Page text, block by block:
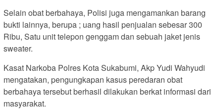
Selain obat berbahaya, Polisi juga mengamankan barang
bukti lainnya, berupa ; uang hasil penjualan sebesar 300
Ribu, Satu unit telepon genggam dan sebuah jaket jenis
sweater.
Kasat Narkoba Polres Kota Sukabumi, Akp Yudi Wahyudi
mengatakan, pengungkapan kasus peredaran obat
berbahaya tersebut berhasil dilakukan berkat informasi dari
masyarakat.